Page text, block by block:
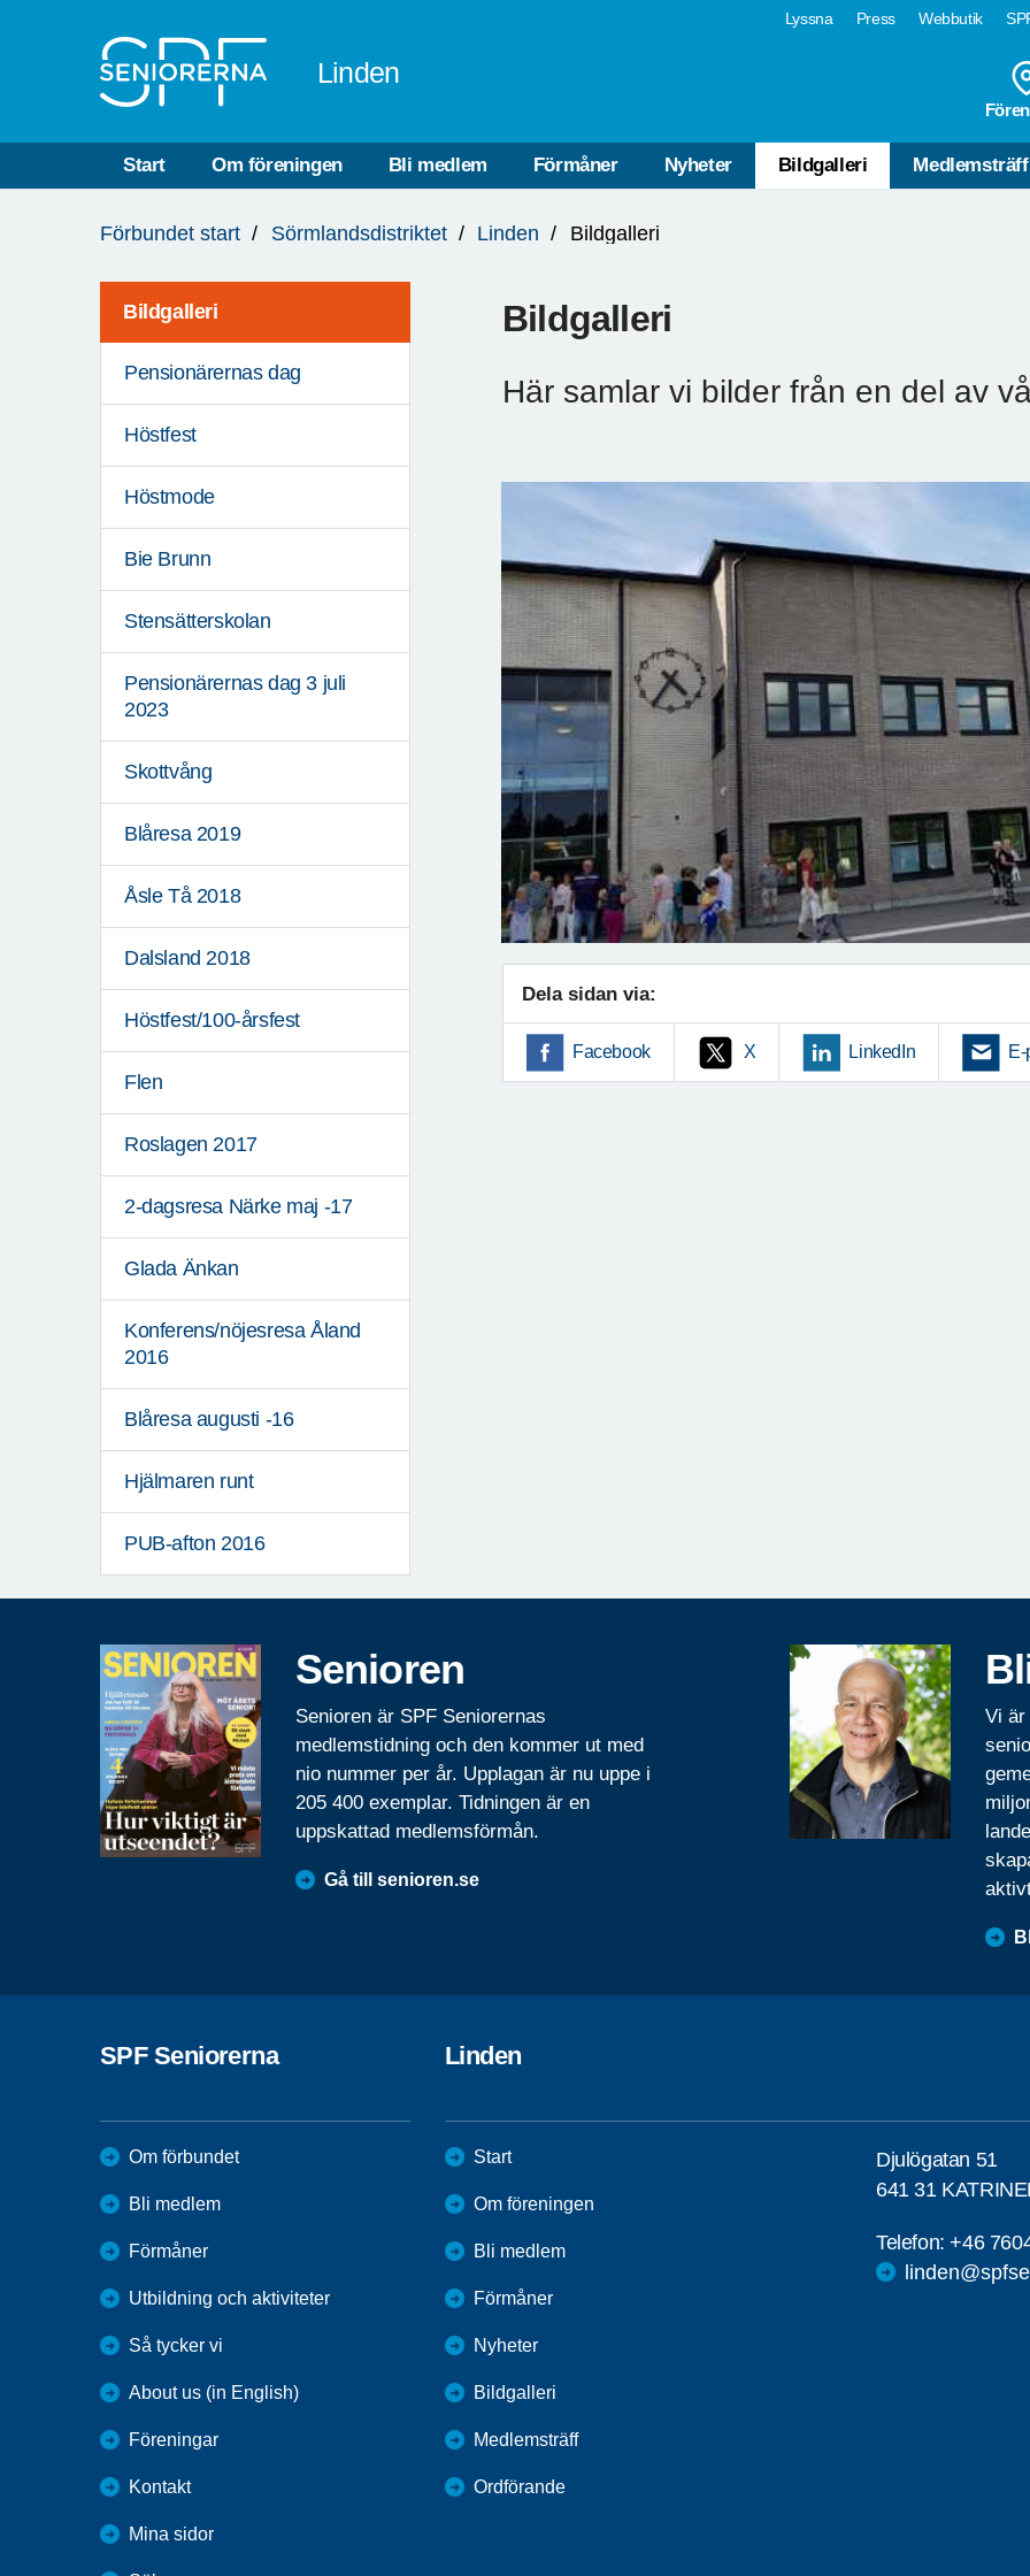
Lyssna Press Webbutik
Linden
Start Om föreningen Bli medlem Förmåner Nyheter Bildgalleri Medlemsträff
är
Förbundet start Sörmlandsdistriktet Linden Bildgalleri
Bildgalleri
Pensionärernas dag
Höstfest
Höstmode
Bie Brunn
Stensätterskolan
Pensionärernas dag 3 juli
2023
Skottvång
Blåresa 2019
Åsle Tå 2018
Dalsland 2018
Höstfest/100-årsfest
Flen
Roslagen 2017
2-dagsresa Närke maj -17
Glada Änkan
Konferens/nöjesresa Åland
2016
Blåresa augusti -16
Hjälmaren runt
PUB-afton 2016
Bildgalleri
Här samlar vi bilder från en del av
Dela sidan via:
Facebook X LinkedIn
Senioren
Senioren är SPF Seniorernas
medlemstidning och den kommer ut med
nio nummer per år. Upplagan är nu uppe i
205 400 exemplar. Tidningen är en
uppskattad medlemsförmån.
Gå till senioren.se
Vi är
SPF Seniorerna
Om förbundet
Bli medlem
Förmåner
Utbildning och aktiviteter
Så tycker vi
About us (in English)
Föreningar
Kontakt
Mina sidor
Linden
Start
Om föreningen
Bli medlem
Förmåner
Nyheter
Bildgalleri
Medlemsträff
Ordförande
Djulögatan 51
641 31
Telefon:+46